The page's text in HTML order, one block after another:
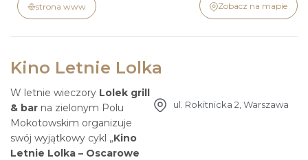
strona www Zobacz na mapie
Kino Letnie Lolka
W letnie wieczory Lolek grill
& bar na zielonym Polu
Mokotowskim organizuje
swój wyjątkowy cykl „Kino
Letnie Lolka – Oscarowe
ul. Rokitnicka 2, Warszawa